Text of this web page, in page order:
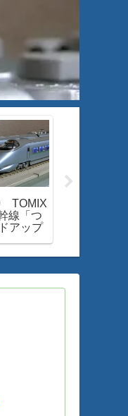
TOMIX
線「つ
アップ